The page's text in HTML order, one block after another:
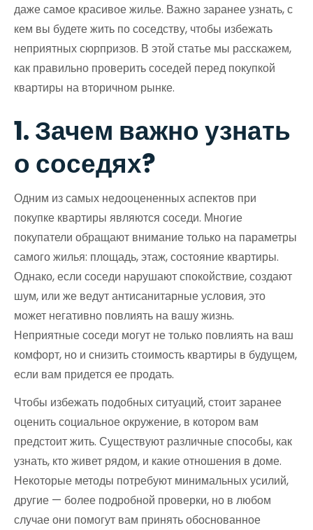
даже самое красивое жилье. Важно заранее узнать, с
кем вы будете жить по соседству, чтобы избежать
неприятных сюрпризов. В этой статье мы расскажем,
как правильно проверить соседей перед покупкой
квартиры на вторичном рынке.
1. Зачем важно узнать
о соседях?
Одним из самых недооцененных аспектов при
покупке квартиры являются соседи. Многие
покупатели обращают внимание только на параметры
самого жилья: площадь, этаж, состояние квартиры.
Однако, если соседи нарушают спокойствие, создают
шум, или же ведут антисанитарные условия, это
может негативно повлиять на вашу жизнь.
Неприятные соседи могут не только повлиять на ваш
комфорт, но и снизить стоимость квартиры в будущем,
если вам придется ее продать.
Чтобы избежать подобных ситуаций, стоит заранее
оценить социальное окружение, в котором вам
предстоит жить. Существуют различные способы, как
узнать, кто живет рядом, и какие отношения в доме.
Некоторые методы потребуют минимальных усилий,
другие — более подробной проверки, но в любом
случае они помогут вам принять обоснованное